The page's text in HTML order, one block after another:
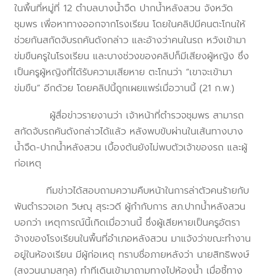
ในพื้นที่หมู่ที่ 12 ตำบลบางน้ำจืด ปากน้ำหลังสวน จังหวัด
ชุมพร เพื่อหาทางออกจากโรงเรียน โดยในคลิปมีคนตะโกนให้
ช่วยกันสกัดจับรถคันดังกล่าว และอ้างว่าคนในรถ หวังเข้ามา
ข่มขืนครูในโรงเรียน และบางช่วงของคลิปก็มีเสียงผู้หญิง ซึ่ง
เป็นครูผู้หญิงที่ได้รับความเสียหาย ตะโกนว่า “เขาจะเข้ามา
ข่มขืน” อีกด้วย โดยคลิปนี้ถูกเผยแพร่เมื่อวานนี้ (21 ก.พ.)
ผู้สื่อข่าวรายงานว่า เจ้าหน้าที่ตำรวจชุมพร สามารถ
สกัดจับรถคันดังกล่าวได้แล้ว หลังพบขับผ่านในเส้นทางบาง
น้ำจืด-ปากน้ำหลังสวน เบื้องต้นยังไม่พบตัวเจ้าของรถ และผู้
ก่อเหตุ
ทีมข่าวได้สอบถามความคืบหน้าในการล่าตัวคนร้ายกับ
พันตำรวจเอก วิษณุ สุระวดี ผู้กำกับการ สภ.ปากน้ำหลังสวน
บอกว่า เหตุการณ์นี้เกิดเมื่อวานนี้ ซึ่งผู้เสียหายเป็นครูอัตรา
จ้างของโรงเรียนในพื้นที่อำเภอหลังสวน มาแจ้งว่าขณะทำงาน
อยู่ในห้องเรียน มีผู้ก่อเหตุ ทราบชื่อภายหลังว่า นายสิทธิพงษ์
(สงวนนามสกุล) ทำทีเดินเข้ามาถามทางไปห้องน้ำ เมื่อชี้ทาง